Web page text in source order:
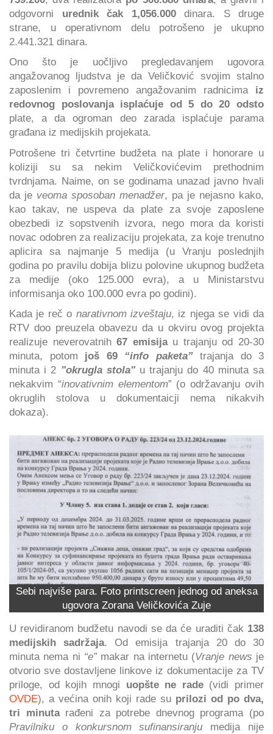
odgovorni urednik čak 1,056.000dinara. S druge
strane, u operativnom delu potrošeno je ukupno
2.441.321 dinara.
Ono što je uočljivo pregledavanjem ugovora
angažovanog ljudstva je da Veličković svojim stalno
zaposlenim i povremeno angažovanim radnicima iz
redovnog poslovanja isplaćuje od 5 do 20 odsto
plate, a da ogroman deo zarada isplaćuje parama
građana iz medijskih projekata.
Potrošene tri četvrtine budžeta na plate i honorare u
koliziji su sa nekim Veličkovićevim prethodnim
tvrdnjama. Naime, on se godinama unazad javno hvali
da je veoma sposoban menadžer, pa je nejasno kako,
kao takav, ne uspeva da plate za svoje zaposlene
obezbedi iz sopstvenih izvora, nego mora da koristi
novac odobren za realizaciju projekata, za koje trenutno
aplicira sa najmanje 5 medija (u Vranju poslednjih
godina po pravilu dobija blizu polovine ukupnog budžeta
za medije (oko 125.000 evra), a u Ministarstvu
informisanja oko 100.000 evra po godini).
Kada je reč o narativnom izveštaju, iz njega se vidi da
RTV doo preuzela obavezu da u okviru ovog projekta
realizuje neverovatnih67 emisija u trajanju od 20-30
minuta, potom još 69 “info paketa”trajanja do 3
minuta i 2 "okrugla stola"u trajanju do 40 minuta sa
nekakvim “inovativnim elementom” (o održavanju ovih
okruglih stolova u dokumentaicji nema nikakvih
dokaza).
Sebi najviše para. Foto printscreen jednog od aneksa
ugovora Zorana Veličkovića Zuje
U revidiranom budžetu navodi se da će uraditi čak 138
medijskih sadržaja. Od emisija trajanja 20 do 30
minuta nema ni “e”makar na internetu (Vranje news je
otvorio sve dostavljene linkove iz dokumentacije za TV
priloge, od kojih mnogi uopšte ne rade(vidi primer
OVDE), a većina onih koji rade su prilozi od po dva,
tri minutarađeni za potrebe dnevnog programa (po
Pravilniku o konkursnom sufinansiranju medija nije